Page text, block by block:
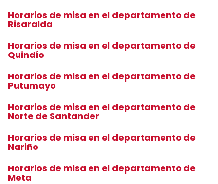
Horarios de misa en el departamento de
Risaralda
Horarios de misa en el departamento de
Quindío
Horarios de misa en el departamento de
Putumayo
Horarios de misa en el departamento de
Norte de Santander
Horarios de misa en el departamento de
Nariño
Horarios de misa en el departamento de
Meta